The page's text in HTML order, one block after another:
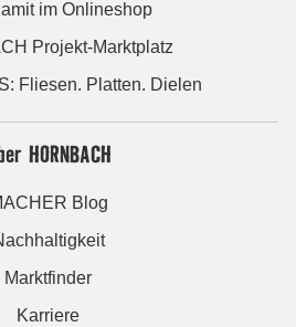
im Onlineshop
Projekt-Marktplatz
Fliesen. Platten. Dielen
HORNBACH
Blog
Marktfinder
Karriere